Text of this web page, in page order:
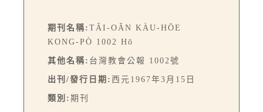
期刊名稱: TÂI-OÂN KÀU-HŌE
KONG-PÒ 1002 Hō
其他名稱: 台灣教會公報 1002號
出刊/發行日期: 西元1967年3月15日
類別: 期刊